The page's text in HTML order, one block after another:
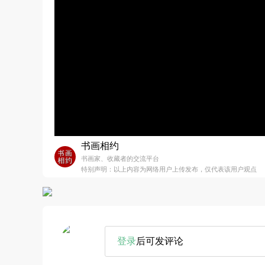
书画相约
书画家、收藏者的交流平台
特别声明：以上内容为网络用户上传发布，仅代表该用户观点
登录后可发评论